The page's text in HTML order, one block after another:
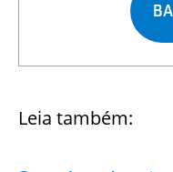
Leia também: